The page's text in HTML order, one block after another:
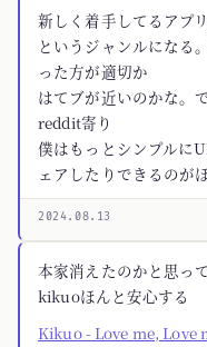
新しく着手してるアプ
というジャンルにな
った方が適切か
はてブが近いのかな。
reddit寄り
僕はもっとシンプルに
ェアしたりできるのが
2024.08.13
本家消えたのかと思っ
kikuoほんと安心する
Kikuo - Love me, Love